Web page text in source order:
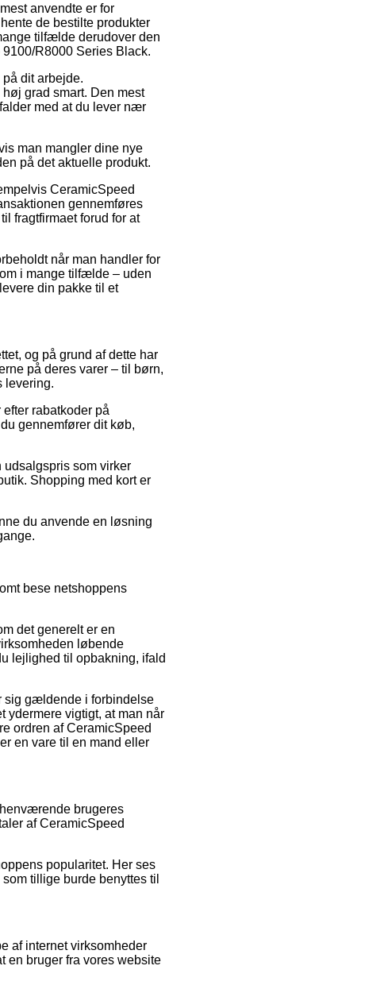
anvendte er for
de bestilte produkter
tilfælde derudover den
R8000 Series Black.
dit arbejde.
grad smart. Den mest
med at du lever nær
man mangler dine nye
på det aktuelle produkt.
CeramicSpeed
gennemføres
fragtfirmaet forud for at
når man handler for
i mange tilfælde – uden
din pakke til et
og på grund af dette har
på deres varer – til børn,
levering.
rabatkoder på
gennemfører dit køb,
udsalgspris som virker
Shopping med kort er
du anvende en løsning
bese netshoppens
det generelt er en
løbende
lejlighed til opbakning, ifald
sig gældende i forbindelse
ydermere vigtigt, at man når
ordren af CeramicSpeed
en vare til en mand eller
brugeres
af CeramicSpeed
popularitet. Her ses
tillige burde benyttes til
af internet virksomheder
en bruger fra vores website